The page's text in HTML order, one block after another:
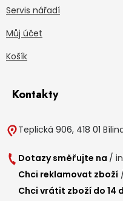
Servis nářadí
Můj účet
Košík
Kontakty
Teplická 906, 418 01
Dotazy směřujte na /
Chci reklamovat zboží
Chci vrátit zboží do 14